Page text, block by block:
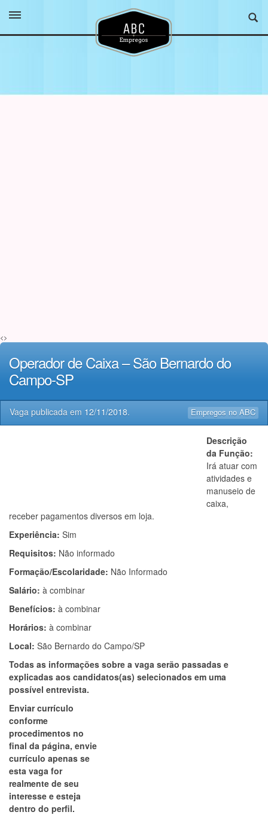
<>
Operador de Caixa – São Bernardo do
Campo-SP
Empregos no ABC
Vaga publicada em 12/11/2018.
Descrição
da Função:
Irá atuar com
atividades e
manuseio de
caixa,
receber pagamentos diversos em loja.
Experiência: Sim
Requisitos: Não informado
Formação/Escolaridade: Não Informado
Salário: à combinar
Benefícios: à combinar
Horários: à combinar
Local: São Bernardo do Campo/SP
Todas as informações sobre a vaga serão passadas e
explicadas aos candidatos(as) selecionados em uma
possível entrevista.
Enviar currículo
conforme
procedimentos no
final da página, envie
currículo apenas se
esta vaga for
realmente de seu
interesse e esteja
dentro do perfil.